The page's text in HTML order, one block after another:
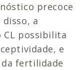
precoce
disso, a
CL possibilita
e
fertilidade